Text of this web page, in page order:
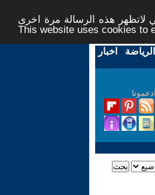
هذه الرسالة مرة اخرى -
This website uses cookies to
الرياضة - اخبار